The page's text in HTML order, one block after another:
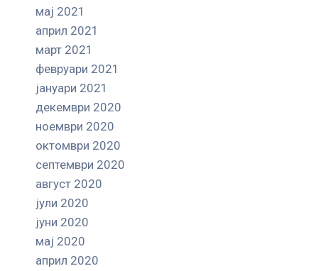
мај 2021
април 2021
март 2021
февруари 2021
јануари 2021
декември 2020
ноември 2020
октомври 2020
септември 2020
август 2020
јули 2020
јуни 2020
мај 2020
април 2020